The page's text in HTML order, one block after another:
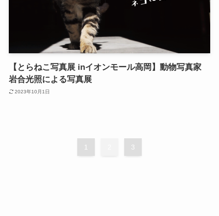
【とらねこ写真展 inイオンモール高岡】動物写真家
岩合光照による写真展
2023年10月1日
1 3